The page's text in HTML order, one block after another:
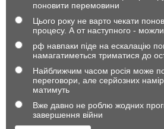
поновити перемовини
Цього року не варто чекати
процесу. А от наступного -
рф навпаки піде на ескалацію
намагатиметься триматися до
Найближчим часом росія може
переговори, але серйозних
матимуть
Вже давно не роблю жодних
завершення війни